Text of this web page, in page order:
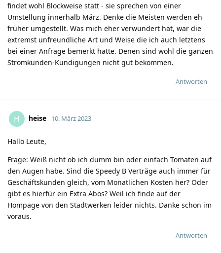
findet wohl Blockweise statt - sie sprechen von einer
Umstellung innerhalb März. Denke die Meisten werden eh
früher umgestellt. Was mich eher verwundert hat, war die
extremst unfreundliche Art und Weise die ich auch letztens
bei einer Anfrage bemerkt hatte. Denen sind wohl die ganzen
Stromkunden-Kündigungen nicht gut bekommen.
Antworten
H heise 10. März 2023
Hallo Leute,
Frage: Weiß nicht ob ich dumm bin oder einfach Tomaten auf
den Augen habe. Sind die Speedy B Verträge auch immer für
Geschäftskunden gleich, vom Monatlichen Kosten her? Oder
gibt es hierfür ein Extra Abos? Weil ich finde auf der
Hompage von den Stadtwerken leider nichts. Danke schon im
voraus.
Antworten